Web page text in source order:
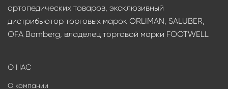
ортопедических товаров, эксклюзивный
дистрибьютор торговых марок ORLIMAN, SALUBER,
OFA Bamberg, владелец торговой марки FOOTWELL
О НАС
О компании